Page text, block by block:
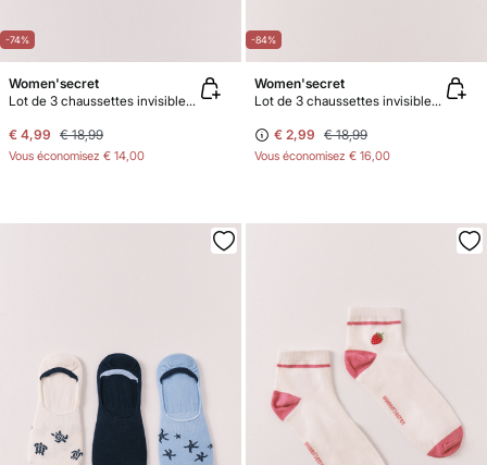
-74%
Women'secret
Lot de 3 chaussettes invisibles imprimé Snoopy
€ 4,99 € 18,99
Vous économisez € 14,00
-84%
Women'secret
Lot de 3 chaussettes invisibles imprimées soleils assortis
€ 2,99 € 18,99
Vous économisez € 16,00